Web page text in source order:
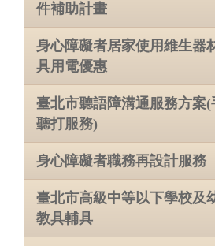
件補助計畫
身心障礙者居家使用維生器
具用電優惠
臺北市聽語障溝通服務方案
聽打服務)
身心障礙者職務再設計服務
臺北市高級中等以下學校及
教具輔具